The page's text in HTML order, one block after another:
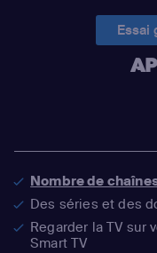
Essai
Nombre de
Des séries et des
Regarder la TV sur
Smart TV